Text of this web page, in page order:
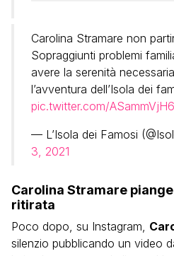
Carolina Stramare non
Sopraggiunti problemi
avere la serenità
l’avventura dell’Isola dei
pic.twitter.com/
— L’Isola dei Famosi
3, 2021
Carolina Stramare
ritirata
Poco dopo, su Instagram,
silenzio pubblicando un video